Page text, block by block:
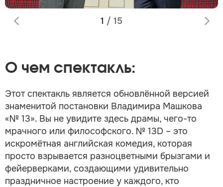
1 / 15
О чем спектакль:
Этот спектакль является обновлённой версией
знаменитой постановки Владимира Машкова
«№ 13». Вы не увидите здесь драмы, чего-то
мрачного или философского. № 13D – это
искромётная английская комедия, которая
просто взрывается разноцветными брызгами и
фейерверками, создающими удивительно
праздничное настроение у каждого, кто